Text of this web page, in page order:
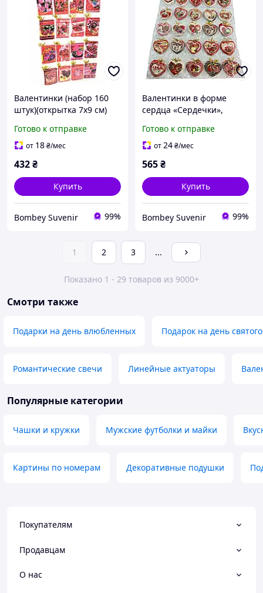
Валентинки (набор 160
штук)(открытка 7х9 см)
Готово к отправке
от 18₴/мес
432₴
Купить
Bombey Suvenir 99%
Валентинки в форме
сердца «Сердечки»,
(Китай)
Готово к отправке
от24₴/мес
565₴
Купить
Bombey Suvenir 99%
1 2 3 ...
Показано 1 - 29 товаров из 9000+
Смотри также
Подарки на день влюбленных Подарок на день
Романтические свечи Линейные актуаторы
Популярные категории
Чашки и кружки Мужские футболки и майки
Картины по номерам Декоративные подушки
Покупателям
Продавцам
О нас